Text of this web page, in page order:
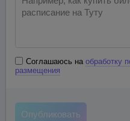
Соглашаюсь на обработку
размещения